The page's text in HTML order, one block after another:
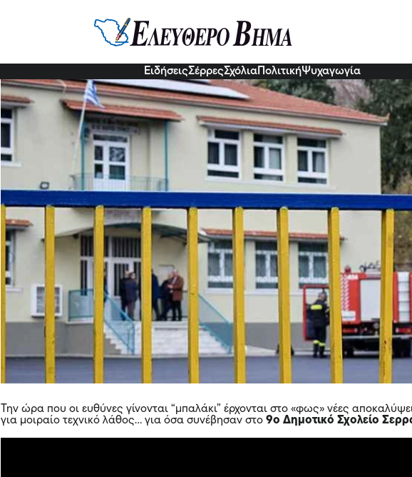
ΕιδήσειςΣέρρεςΣχόλια ΠολιτικήΨυχαγωγία
Σέρρες: «Αυτό ήταν το μοιραίο λάθος»
05 Δεκ 2022, 20:21
Την ώρα που οι ευθύνες γίνονται “μπαλάκι” έρχονται στο «φως» νέες
για μοιραίο τεχνικό λάθος… για όσα συνέβησαν στο9ο Δημοτικό Σχολείο